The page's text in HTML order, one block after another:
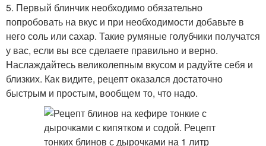
5. Первый блинчик необходимо обязательно
попробовать на вкус и при необходимости добавьте в
него соль или сахар. Такие румяные голубчики получатся
у вас, если вы все сделаете правильно и верно.
Наслаждайтесь великолепным вкусом и радуйте себя и
близких. Как видите, рецепт оказался достаточно
быстрым и простым, вообщем то, что надо.